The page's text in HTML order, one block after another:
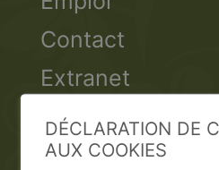
Contact
Extranet
Valais
DÉCLARATION DE
AUX COOKIES